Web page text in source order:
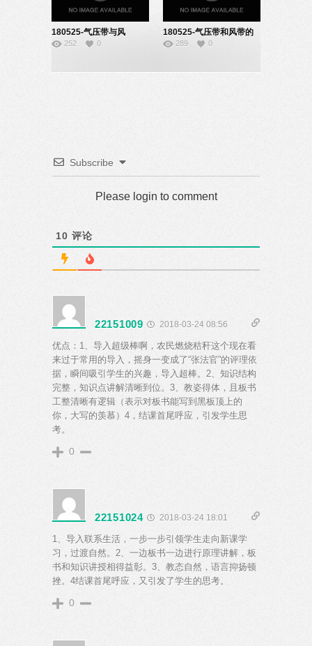
180525-气压带与风
带-22151036
252 0
180525-气压带和风带的
形成-22151011
289 0
Subscribe
Please login to comment
10 评论
22151009 2018-03-24 08:56
优点：1、导入超级棒啊，农民燃烧秸秆这个现在看
来过于常用的导入，摇身一变成了“张法官”的评理依
据，瞬间吸引学生的兴趣，导入超棒。2、知识结构
完整，知识点讲解清晰到位。3、教姿得体，且板书
工整清晰有逻辑（表示对板书能写到黑板顶上的
你，大写的羡慕）4，结课首尾呼应，引发学生思
考。
0
22151024 2018-03-24 18:01
1、导入联系生活，一步一步引领学生走向新课学
习，过渡自然。2、一边板书一边进行原理讲解，板
书和知识讲授相得益彰。3、教态自然，语言抑扬顿
挫。4结课首尾呼应，又引发了学生的思考。
0